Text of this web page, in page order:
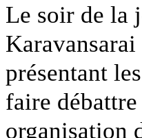
Le soir de la
présentant
faire
organisation